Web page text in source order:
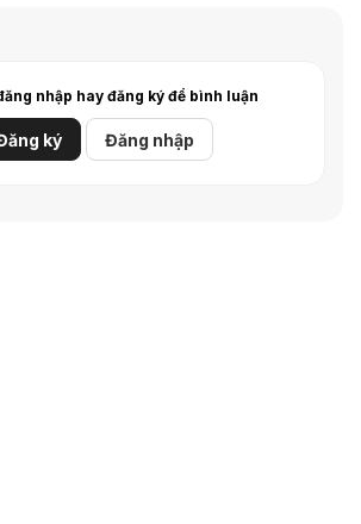
nhập hay đăng ký để bình luận
ký Đăng nhập